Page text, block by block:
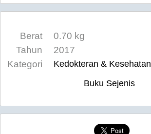
Berat
0.70 kg
Tahun
2017
Kategori
Kedokteran & Kesehatan
Buku Sejenis